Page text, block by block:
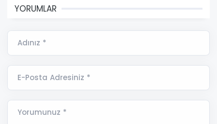
YORUMLAR
Adınız *
E-Posta Adresiniz *
Yorumunuz *